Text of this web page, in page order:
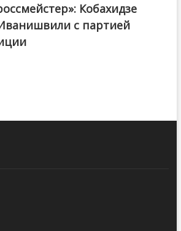
Georgian Dream
Кобахидзе
с партией